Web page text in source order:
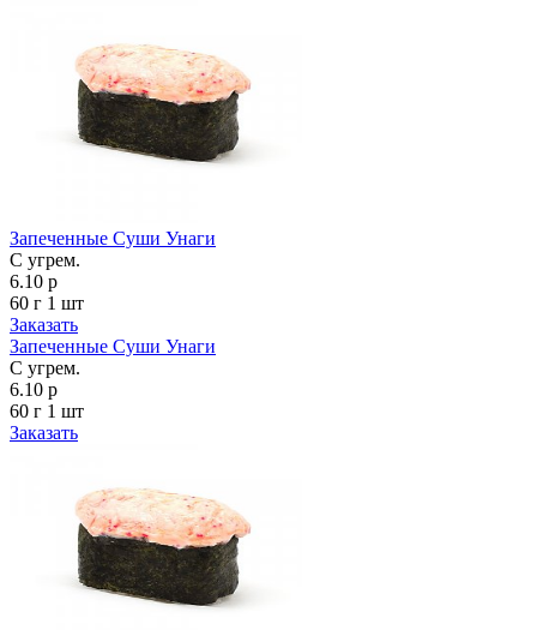
Запеченные Суши Унаги
С угрем.
6.10 р
60 г 1 шт
Заказать
Запеченные Суши Унаги
С угрем.
6.10 р
60 г 1 шт
Заказать